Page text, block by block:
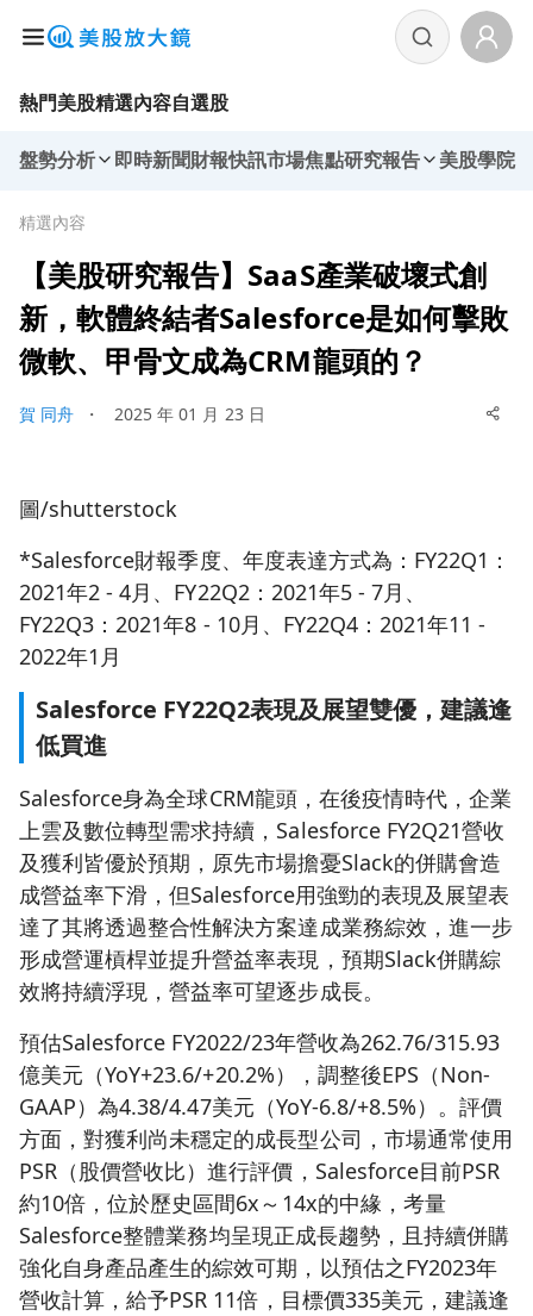
熱門美股精選內容自選股
盤勢分析 即時新聞財報快訊市場焦點研究報告 美股學院
精選內容
【美股研究報告】SaaS產業破壞式創
新，軟體終結者Salesforce是如何擊敗
微軟、甲骨文成為CRM龍頭的？
賀 同舟 ・ 2025 年 01 月 23 日
圖/shutterstock
*Salesforce財報季度、年度表達方式為：FY22Q1：
2021年2 - 4月、FY22Q2：2021年5 - 7月、
FY22Q3：2021年8 - 10月、FY22Q4：2021年11 -
2022年1月
Salesforce FY22Q2表現及展望雙優，建議逢
低買進
Salesforce身為全球CRM龍頭，在後疫情時代，企業
上雲及數位轉型需求持續，Salesforce FY2Q21營收
及獲利皆優於預期，原先市場擔憂Slack的併購會造
成營益率下滑，但Salesforce用強勁的表現及展望表
達了其將透過整合性解決方案達成業務綜效，進一步
形成營運槓桿並提升營益率表現，預期Slack併購綜
效將持續浮現，營益率可望逐步成長。
預估Salesforce FY2022/23年營收為262.76/315.93
億美元（YoY+23.6/+20.2%），調整後EPS（Non-
GAAP）為4.38/4.47美元（YoY-6.8/+8.5%）。評價
方面，對獲利尚未穩定的成長型公司，市場通常使用
PSR（股價營收比）進行評價，Salesforce目前PSR
約10倍，位於歷史區間6x～14x的中緣，考量
Salesforce整體業務均呈現正成長趨勢，且持續併購
強化自身產品產生的綜效可期，以預估之FY2023年
營收計算，給予PSR 11倍，目標價335美元，建議逢